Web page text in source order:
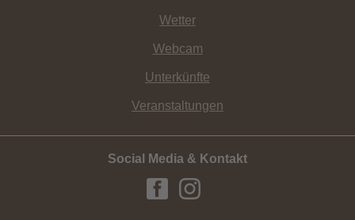
Wetter
Webcam
Unterkünfte
Veranstaltungen
Social Media & Kontakt